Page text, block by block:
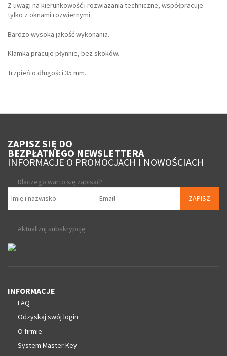
Z uwagi na kierunkowość i rozwiązania techniczne, współpracuje
tylko z oknami rozwiernymi.
Bardzo wysoka jakość wykonania.
Klamka pracuje płynnie, bez skoków.
Trzpień o długości 35 mm.
ZAPISZ SIĘ DO
BEZPŁATNEGO NEWSLETTERA
INFORMACJE O PROMOCJACH I NOWOŚCIACH
Dlaczego warto się zapisać?
ZAPISZ
Aktualizuj subskrypcję
INFORMACJE
FAQ
Odzyskaj swój login
O firmie
System Master Key